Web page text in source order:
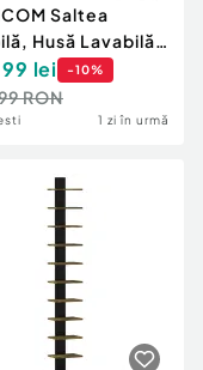
Saltea
Husă Lavabilă,
pentru
Camping,
cm, Alb
lei -10%
RON
1 zi în urmă